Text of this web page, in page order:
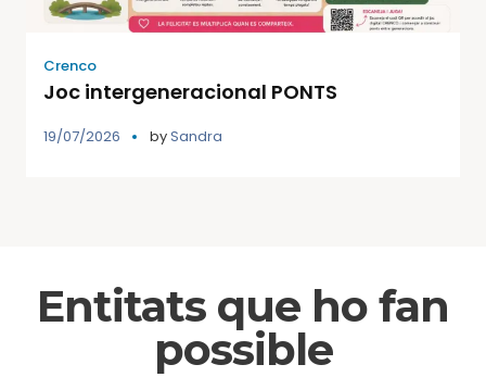
Crenco
Joc intergeneracional PONTS
19/07/2026 bySandra
Entitats que ho fan
possible